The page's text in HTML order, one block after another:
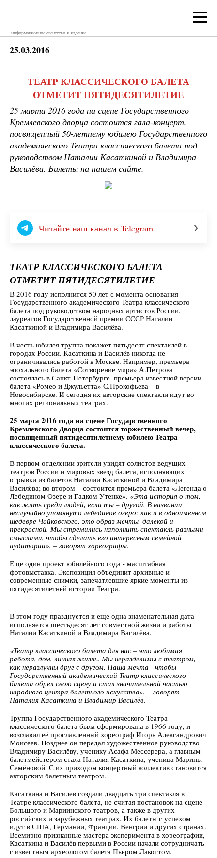
информационное агентство и издание
25.03.2016
ТЕАТР КЛАССИЧЕСКОГО БАЛЕТА
ОТМЕТИТ ПЯТИДЕСЯТИЛЕТИЕ
25 марта 2016 года на сцене Государственного
Кремлевского дворца состоится гала-концерт,
посвященный 50-летнему юбилею Государственного
академического Театра классического балета под
руководством Наталии Касаткиной и Владимира
Василёва. Билеты на нашем сайте.
Читайте наш канал в Telegram
ТЕАТР КЛАССИЧЕСКОГО БАЛЕТА
ОТМЕТИТ ПЯТИДЕСЯТИЛЕТИЕ
В 2016 году исполнится 50 лет с момента основания
Государственного академического Театра классического
балета под руководством народных артистов России,
лауреатов Государственной премии СССР Наталии
Касаткиной и Владимира Василёва.
В честь юбилея труппа покажет пятьдесят спектаклей в
городах России. Касаткина и Василёв никогда не
ограничивались работой в Москве. Например, премьера
эпохального балета «Сотворение мира» А.Петрова
состоялась в Санкт-Петербурге, премьера известной версии
балета «Ромео и Джульетта» С.Прокофьева – в
Новосибирске. И сегодня их авторские спектакли идут во
многих региональных театрах.
25 марта 2016 года на сцене Государственного
Кремлевского Дворца состоится торжественный вечер,
посвященный пятидесятилетнему юбилею Театра
классического балета.
В первом отделении зрители увидят солистов ведущих
театров России и мировых звезд балета, исполняющих
отрывки из балетов Наталии Касаткиной и Владимира
Василёва; во втором – состоится премьера балета «Легенда о
Лебедином Озере и Гадком Утенке». «Эта история о том,
как жить среди людей, если ты – другой. В названии
неслучайно упомянуто лебединое озеро: как и в одноименном
шедевре Чайковского, это образ мечты, далекой и
прекрасной. Мы стремились наполнить спектакль разными
смыслами, чтобы сделать его интересным семейной
аудитории», – говорят хореографы.
Еще один проект юбилейного года - масштабная
фотовыставка. Экспозиция объединит архивные и
современные снимки, запечатлевшие яркие моменты из
пятидесятилетней истории Театра.
В этом году празднуется и еще одна знаменательная дата -
исполняется шестьдесят лет совместной жизни и работы
Наталии Касаткиной и Владимира Василёва.
«Театр классического балета для нас – это любимая
работа, дом, личная жизнь. Мы неразделимы с театром,
как неразлучны друг с другом. Наша мечта - чтобы
Государственный академический Театр классического
балета обрел свою сцену и стал значительной частью
народного центра балетного искусства», – говорят
Наталия Касаткина и Владимир Василёв.
Труппа Государственного академического Театра
классического балета была сформирована в 1966 году, и
возглавил её прославленный хореограф Игорь Александрович
Моисеев. Позднее он передал художественное руководство
Владимиру Василёву, ученику Асафа Мессерера, а главным
балетмейстером стала Наталия Касаткина, ученица Марины
Семёновой. С их приходом концертный коллектив становится
авторским балетным театром.
Касаткина и Василёв создали двадцать три спектакля в
Театре классического балета, не считая постановок на сцене
Большого и Мариинского театров, а также в других
российских и зарубежных театрах. Их балеты с успехом
идут в США, Германии, Франции, Венгрии и других странах.
Всемирно признанные мастера эксперимента в хореографии,
Касаткина и Василёв первыми в России начали сотрудничать
с известным археологом балета Пьером Лакоттом,